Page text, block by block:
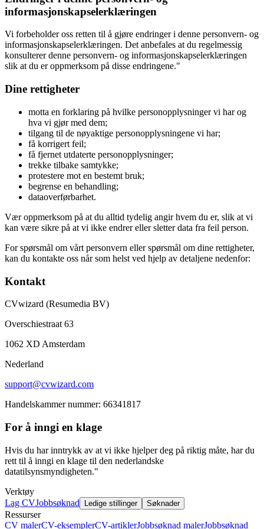
informasjonskapselerklæringen
Vi forbeholder oss retten til å gjøre endringer i denne personvern- og
informasjonskapselerklæringen. Det anbefales at du regelmessig
konsulterer denne personvern- og informasjonskapselerklæringen
slik at du er oppmerksom på disse endringene."
Dine rettigheter
motta en forklaring på hvilke personopplysninger vi har og
hva vi gjør med dem;
tilgang til de nøyaktige personopplysningene vi har;
få korrigert feil;
få fjernet utdaterte personopplysninger;
trekke tilbake samtykke;
protestere mot en bestemt bruk;
begrense en behandling;
dataoverførbarhet.
Vær oppmerksom på at du alltid tydelig angir hvem du er, slik at vi
kan være sikre på at vi ikke endrer eller sletter data fra feil person.
For spørsmål om vårt personvern eller spørsmål om dine rettigheter,
kan du kontakte oss når som helst ved hjelp av detaljene nedenfor:
Kontakt
CVwizard (Resumedia BV)
Overschiestraat 63
1062 XD Amsterdam
Nederland
support@cvwizard.com
Handelskammer nummer: 66341817
For å inngi en klage
Hvis du har inntrykk av at vi ikke hjelper deg på riktig måte, har du
rett til å inngi en klage til den nederlandske
datatilsynsmyndigheten."
Verktøy
Lag CVJobbsøknad Ledige stillinger Søknader
Ressurser
CV malerCV-eksemplerCV-artiklerJobbsøknad malerJobbsøknad